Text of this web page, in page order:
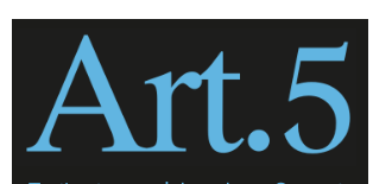
Zum
springen